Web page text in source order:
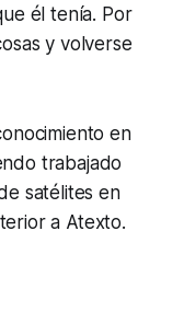
él tenía. Por
y volverse
en
trabajado
satélites en
a Atexto.